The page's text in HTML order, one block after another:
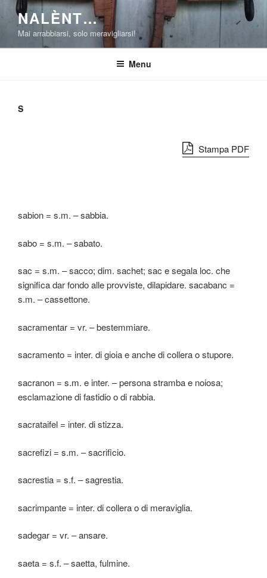
Salta
contenuto
NALÈNT…
Mai arrabbiarsi, solo meravigliarsi!
Menu
S
Stampa PDF
sabion = s.m. – sabbia.
sabo = s.m. – sabato.
sac = s.m. – sacco; dim. sachet; sac e segala loc. che
significa dar fondo alle provviste, dilapidare. sacabanc =
s.m. – cassettone.
sacramentar = vr. – bestemmiare.
sacramento = inter. di gioia e anche di collera o stupore.
sacranon = s.m. e inter. – persona stramba e noiosa;
esclamazione di fastidio o di rabbia.
sacrataifel = inter. di stizza.
sacrefizi = s.m. – sacrificio.
sacrestia = s.f. – sagrestia.
sacrimpante = inter. di collera o di meraviglia.
sadegar = vr. – ansare.
saeta = s.f. – saetta, fulmine.